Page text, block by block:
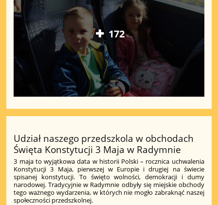
172
Udział naszego przedszkola w obchodach
Święta Konstytucji 3 Maja w Radymnie
3 maja to wyjątkowa data w historii Polski – rocznica uchwalenia
Konstytucji 3 Maja, pierwszej w Europie i drugiej na świecie
spisanej konstytucji. To święto wolności, demokracji i dumy
narodowej. Tradycyjnie w Radymnie odbyły się miejskie obchody
tego ważnego wydarzenia, w których nie mogło zabraknąć naszej
społeczności przedszkolnej.